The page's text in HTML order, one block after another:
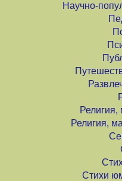
Научно-
Религия,
Стихи